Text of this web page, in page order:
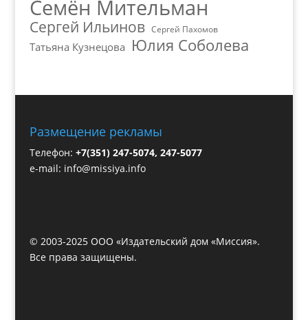
Семён Мительман
Сергей Ильинов Сергей Пахомов
Татьяна Кузнецова Юлия Соболева
Размещение рекламы
Телефон: +7(351) 247-5074, 247-5077
e-mail: info@missiya.info
© 2003-2025 ООО «Издательский дом «Миссия».
Все права защищены.